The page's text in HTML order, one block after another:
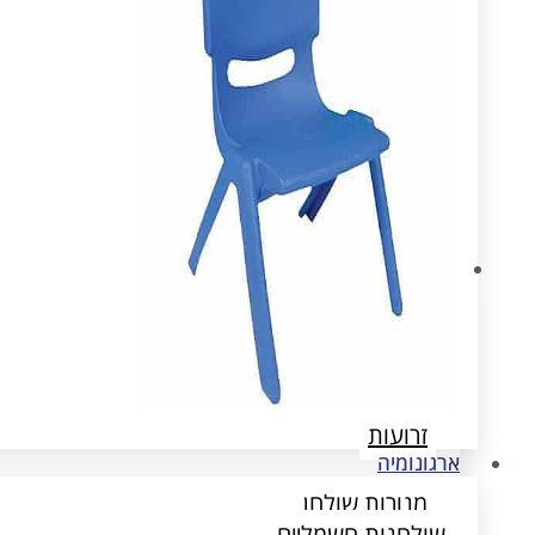
ארגונומיה
שולחנות חשמליים
זרועות
מנורות שולחן
ארגונומיה